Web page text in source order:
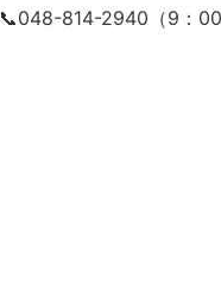
📞048-814-2940（9：00